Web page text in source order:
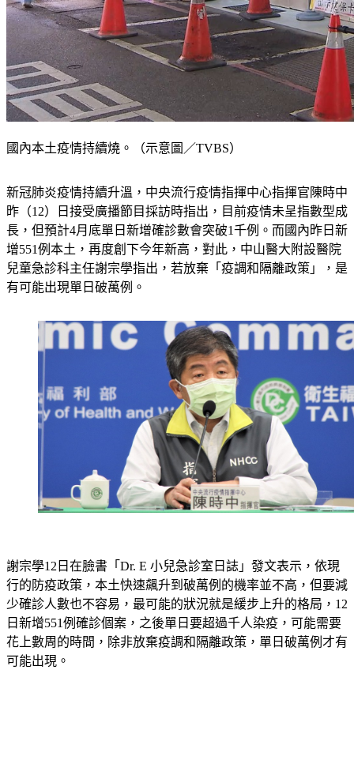
國內本土疫情持續燒。（示意圖／TVBS）
新冠肺炎疫情持續升溫，中央流行疫情指揮中心指揮官陳時中
昨（12）日接受廣播節目採訪時指出，目前疫情未呈指數型成
長，但預計4月底單日新增確診數會突破1千例。而國內昨日新
增551例本土，再度創下今年新高，對此，中山醫大附設醫院
兒童急診科主任謝宗學指出，若放棄「疫調和隔離政策」，是
有可能出現單日破萬例。
謝宗學12日在臉書「Dr. E 小兒急診室日誌」發文表示，依現
行的防疫政策，本土快速飆升到破萬例的機率並不高，但要減
少確診人數也不容易，最可能的狀況就是緩步上升的格局，12
日新增551例確診個案，之後單日要超過千人染疫，可能需要
花上數周的時間，除非放棄疫調和隔離政策，單日破萬例才有
可能出現。